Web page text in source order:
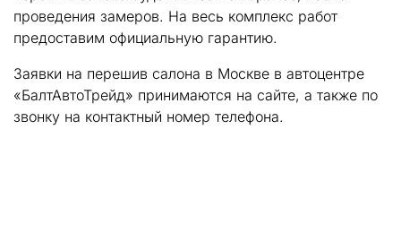
проведения замеров. На весь комплекс работ
предоставим официальную гарантию.
Заявки на перешив салона в Москве в автоцентре
«БалтАвтоТрейд» принимаются на сайте, а также по
звонку на контактный номер телефона.